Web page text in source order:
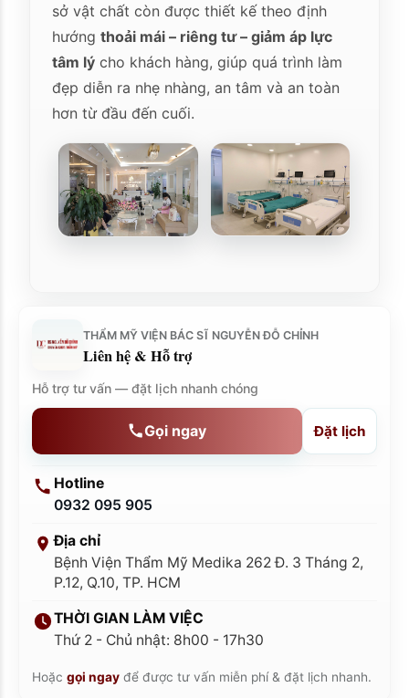
sở vật chất còn được thiết kế theo định
hướngthoải mái – riêng tư – giảm áp lực
tâm lý cho khách hàng, giúp quá trình làm
đẹp diễn ra nhẹ nhàng, an tâm và an toàn
hơn từ đầu đến cuối.
THẨM MỸ VIỆN BÁC SĨ NGUYỄN ĐỖ CHỈNH
Liên hệ & Hỗ trợ
Hỗ trợ tư vấn — đặt lịch nhanh chóng
Gọi ngay Đặt lịch
Hotline
0932 095 905
Địa chỉ
Bệnh Viện Thẩm Mỹ Medika 262 Đ. 3 Tháng 2,
P.12, Q.10, TP. HCM
THỜI GIAN LÀM VIỆC
Thứ 2 - Chủ nhật: 8h00 - 17h30
Hoặc gọi ngay để được tư vấn miễn phí & đặt lịch nhanh.